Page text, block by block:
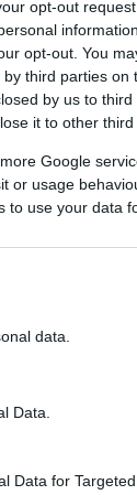
opt-out
opt-out. You
third parties on
by us to
it to other third
Google
or usage
use your data
data.
Data.
Data for Targeted